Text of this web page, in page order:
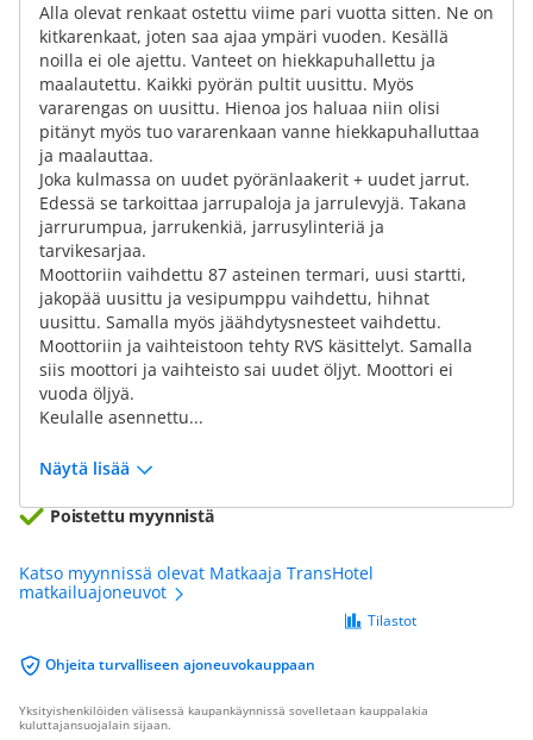
Alla olevat renkaat ostettu viime pari vuotta sitten. Ne on
kitkarenkaat, joten saa ajaa ympäri vuoden. Kesällä
noilla ei ole ajettu. Vanteet on hiekkapuhallettu ja
maalautettu. Kaikki pyörän pultit uusittu. Myös
vararengas on uusittu. Hienoa jos haluaa niin olisi
pitänyt myös tuo vararenkaan vanne hiekkapuhalluttaa
ja maalauttaa.
Joka kulmassa on uudet pyöränlaakerit + uudet jarrut.
Edessä se tarkoittaa jarrupaloja ja jarrulevyjä. Takana
jarrurumpua, jarrukenkiä, jarrusylinteriä ja
tarvikesarjaa.
Moottoriin vaihdettu 87 asteinen termari, uusi startti,
jakopää uusittu ja vesipumppu vaihdettu, hihnat
uusittu. Samalla myös jäähdytysnesteet vaihdettu.
Moottoriin ja vaihteistoon tehty RVS käsittelyt. Samalla
siis moottori ja vaihteisto sai uudet öljyt. Moottori ei
vuoda öljyä.
Keulalle asennettu...
Näytä lisää
Poistettu myynnistä
Katso myynnissä olevat Matkaaja TransHotel
matkailuajoneuvot
Ohjeita turvalliseen ajoneuvokauppaan
Tilastot
Yksityishenkilöiden välisessä kaupankäynnissä sovelletaan kauppalakia
kuluttajansuojalain sijaan.